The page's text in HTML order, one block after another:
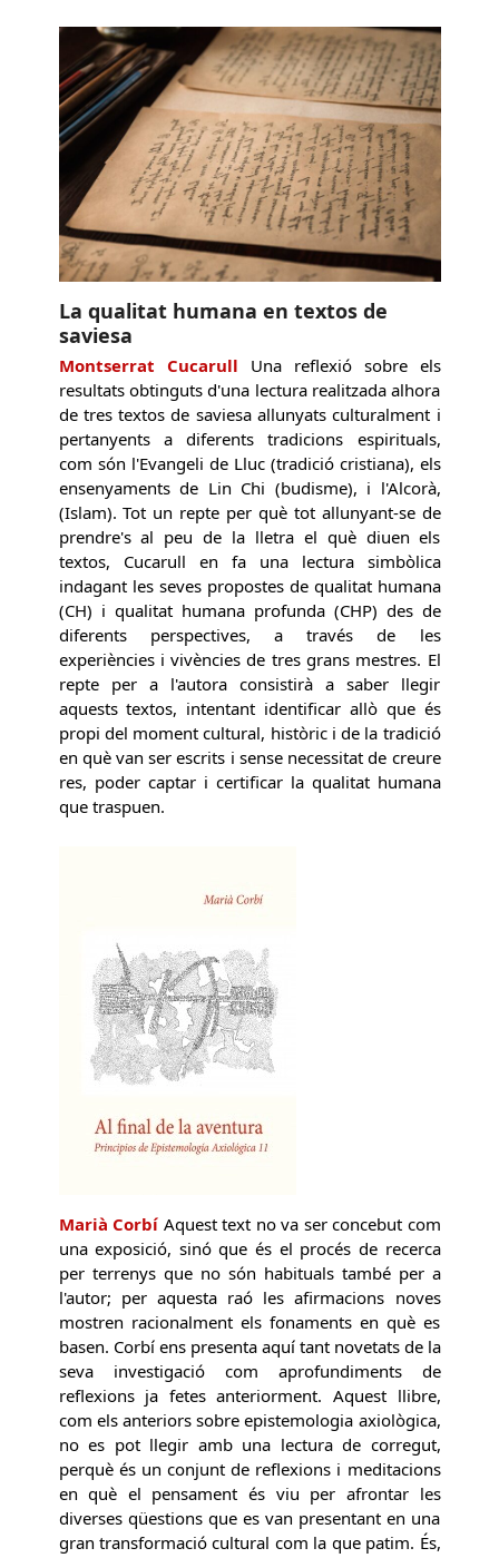
La qualitat humana en textos de
saviesa
Montserrat Cucarull Una reflexió sobre els
resultats obtinguts d'una lectura realitzada alhora
de tres textos de saviesa allunyats culturalment i
pertanyents a diferents tradicions espirituals,
com són l'Evangeli de Lluc (tradició cristiana), els
ensenyaments de Lin Chi (budisme), i l'Alcorà,
(Islam). Tot un repte per què tot allunyant-se de
prendre's al peu de la lletra el què diuen els
textos, Cucarull en fa una lectura simbòlica
indagant les seves propostes de qualitat humana
(CH) i qualitat humana profunda (CHP) des de
diferents perspectives, a través de les
experiències i vivències de tres grans mestres. El
repte per a l'autora consistirà a saber llegir
aquests textos, intentant identificar allò que és
propi del moment cultural, històric i de la tradició
en què van ser escrits i sense necessitat de creure
res, poder captar i certificar la qualitat humana
que traspuen.
Marià Corbí Aquest text no va ser concebut com
una exposició, sinó que és el procés de recerca
per terrenys que no són habituals també per a
l'autor; per aquesta raó les afirmacions noves
mostren racionalment els fonaments en què es
basen. Corbí ens presenta aquí tant novetats de la
seva investigació com aprofundiments de
reflexions ja fetes anteriorment. Aquest llibre,
com els anteriors sobre epistemologia axiològica,
no es pot llegir amb una lectura de corregut,
perquè és un conjunt de reflexions i meditacions
en què el pensament és viu per afrontar les
diverses qüestions que es van presentant en una
gran transformació cultural com la que patim. És,